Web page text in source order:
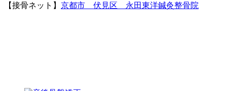
【接骨ネット】 京都市 伏見区 永田東洋鍼灸整骨院